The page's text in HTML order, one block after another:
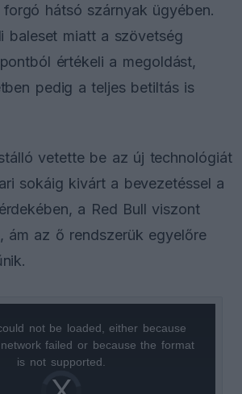
hátsó szárnyak ügyében.
baleset miatt a szövetség
értékeli a megoldást,
pedig a teljes betiltás is
vetette be az új technológiát
sokáig kivárt a bevezetéssel a
a Red Bull viszont
ám az ő rendszerük egyelőre
Video
Player
not be loaded, either because
failed or because the format
is not supported.